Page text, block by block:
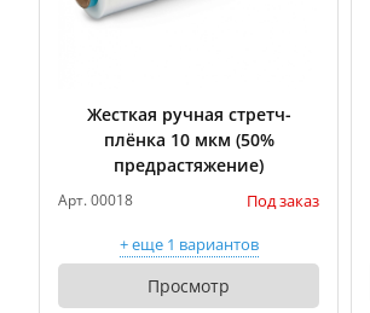
Жесткая ручная стретч-
плёнка 10 мкм (50%
предрастяжение)
Арт. 00018
Под заказ
+ еще 1 вариантов
Просмотр